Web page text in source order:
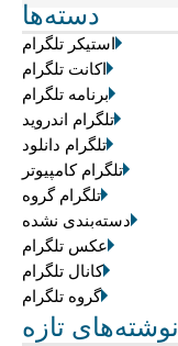
دسته‌ها
استیکر تلگرام
اکانت تلگرام
برنامه تلگرام
تلگرام اندروید
تلگرام دانلود
تلگرام کامپیوتر
تلگرام گروه
دسته‌بندی نشده
عکس تلگرام
کانال تلگرام
گروه تلگرام
نوشته‌های تازه